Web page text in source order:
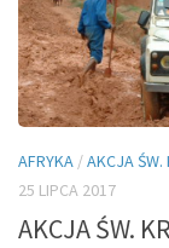
AFRYKA /AKCJA ŚW.
25 LIPCA 2017
AKCJA ŚW.